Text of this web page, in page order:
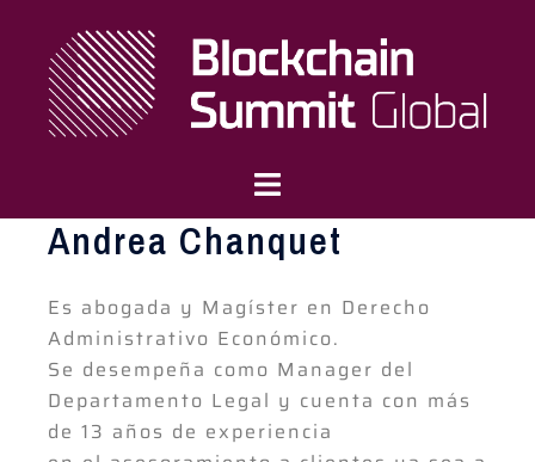
Andrea Chanquet
Es abogada y Magíster en Derecho
Administrativo Económico.
Se desempeña como Manager del
Departamento Legal y cuenta con más
de 13 años de experiencia